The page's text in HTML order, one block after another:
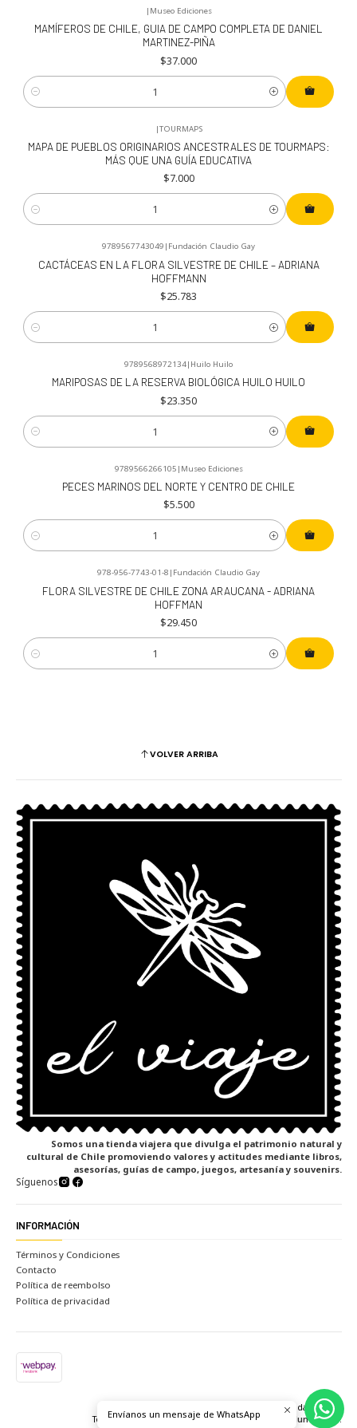
| Museo Ediciones
MAMÍFEROS DE CHILE, GUIA DE CAMPO COMPLETA DE DANIEL
MARTINEZ-PIÑA
$37.000
Cantidad
|TOURMAPS
MAPA DE PUEBLOS ORIGINARIOS ANCESTRALES DE TOURMAPS:
MÁS QUE UNA GUÍA EDUCATIVA
$7.000
Cantidad
9789567743049 | Fundación Claudio Gay
CACTÁCEAS EN LA FLORA SILVESTRE DE CHILE – ADRIANA
HOFFMANN
$25.783
Cantidad
9789568972134| Huilo Huilo
MARIPOSAS DE LA RESERVA BIOLÓGICA HUILO HUILO
$23.350
Cantidad
9789566266105 | Museo Ediciones
PECES MARINOS DEL NORTE Y CENTRO DE CHILE
$5.500
Cantidad
978-956-7743-01-8 | Fundación Claudio Gay
FLORA SILVESTRE DE CHILE ZONA ARAUCANA - ADRIANA
HOFFMAN
$29.450
Cantidad
VOLVER ARRIBA
Somos una tienda viajera que divulga el patrimonio natural y
cultural de Chile promoviendo valores y actitudes mediante libros,
asesorías, guías de campo, juegos, artesanía y souvenirs.
Síguenos
INFORMACIÓN
Términos y Condiciones
Contacto
Política de reembolso
Política de privacidad
2026 Tienda el viaje.
Todos los derechos reservados.Desarrollado por Jumpseller.
Envíanos un mensaje de WhatsApp